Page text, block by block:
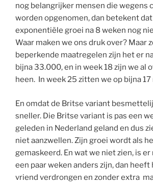
nog belangrijker mensen die wegens
worden opgenomen, dan betekent
exponentiële groei na 8 weken nog
Waar maken we ons druk over? Maar
beperkende maatregelen zijn het er
bijna 33.000, en in week 18 zijn we al
heen. In week 25 zitten we op bijna
En omdat de Britse variant
sneller. Die Britse variant is pas een
geleden in Nederland geland en dus
niet aanzwellen. Zijn groei wordt als
gemaskeerd. En wat we niet zien, is er
een paar weken anders zijn, dan heeft
vriend verdrongen en zonder extra